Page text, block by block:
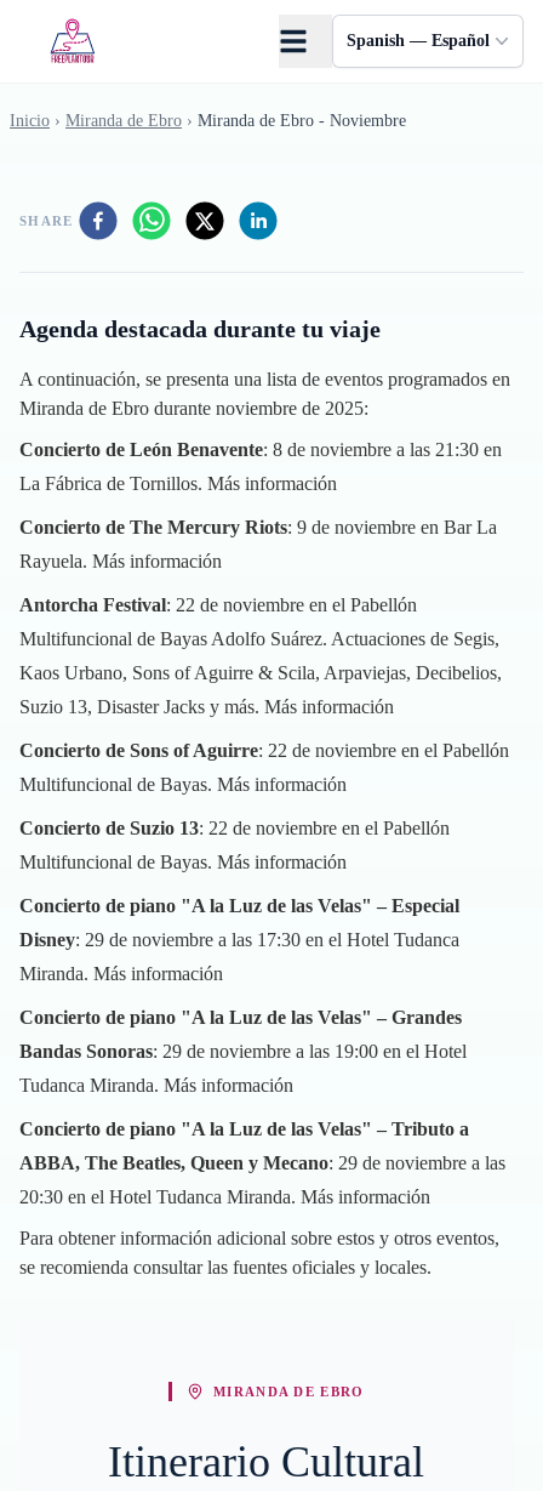
Spanish — Español
Inicio › Miranda de Ebro › Miranda de Ebro - Noviembre
SHARE
Agenda destacada durante tu viaje
A continuación, se presenta una lista de eventos programados en
Miranda de Ebro durante noviembre de 2025:
Concierto de León Benavente: 8 de noviembre a las 21:30 en
La Fábrica de Tornillos. Más información
Concierto de The Mercury Riots: 9 de noviembre en Bar La
Rayuela. Más información
Antorcha Festival: 22 de noviembre en el Pabellón
Multifuncional de Bayas Adolfo Suárez. Actuaciones de Segis,
Kaos Urbano, Sons of Aguirre & Scila, Arpaviejas, Decibelios,
Suzio 13, Disaster Jacks y más. Más información
Concierto de Sons of Aguirre: 22 de noviembre en el Pabellón
Multifuncional de Bayas. Más información
Concierto de Suzio 13: 22 de noviembre en el Pabellón
Multifuncional de Bayas. Más información
Concierto de piano "A la Luz de las Velas" – Especial
Disney: 29 de noviembre a las 17:30 en el Hotel Tudanca
Miranda. Más información
Concierto de piano "A la Luz de las Velas" – Grandes
Bandas Sonoras: 29 de noviembre a las 19:00 en el Hotel
Tudanca Miranda. Más información
Concierto de piano "A la Luz de las Velas" – Tributo a
ABBA, The Beatles, Queen y Mecano: 29 de noviembre a las
20:30 en el Hotel Tudanca Miranda. Más información
Para obtener información adicional sobre estos y otros eventos,
se recomienda consultar las fuentes oficiales y locales.
MIRANDA DE EBRO
Itinerario Cultural